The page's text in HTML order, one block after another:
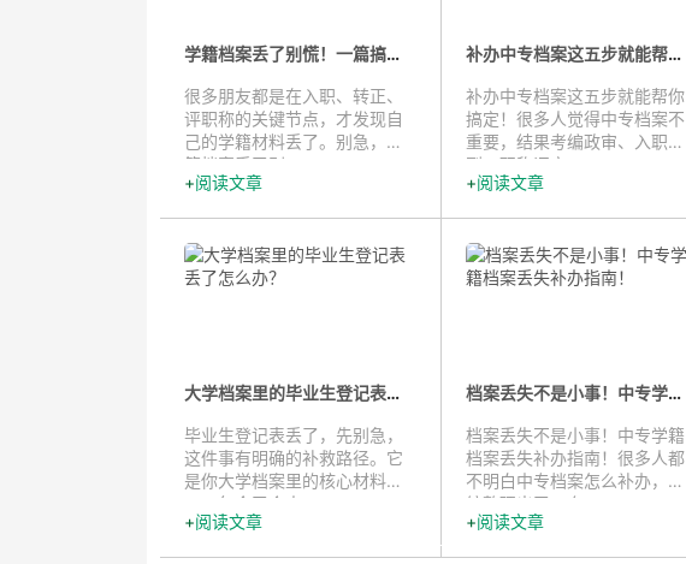
学籍档案丢了别慌！一篇搞定的补办...
很多朋友都是在入职、转正、
评职称的关键节点，才发现自
己的学籍材料丢了。别急，学
籍档案丢了别...
阅读文章
补办中专档案这五步就能帮你搞定...
补办中专档案这五步就能帮你
搞定！很多人觉得中专档案不
重要，结果考编政审、入职报
到、职称评审...
阅读文章
大学档案里的毕业生登记表丢了怎...
毕业生登记表丢了，先别急，
这件事有明确的补救路径。它
是你大学档案里的核心材料之
一，包含了个人...
阅读文章
档案丢失不是小事！中专学籍档案丢...
档案丢失不是小事！中专学籍
档案丢失补办指南！很多人都
不明白中专档案怎么补办，小
编整理出了一套...
阅读文章